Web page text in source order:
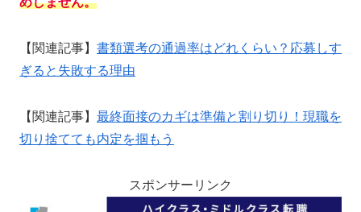
【関連記事】 書類選考の通過率はどれくらい？応募しす
ぎると失敗する理由
【関連記事】 最終面接のカギは準備と割り切り！現職を
切り捨てても内定を掴もう
スポンサーリンク